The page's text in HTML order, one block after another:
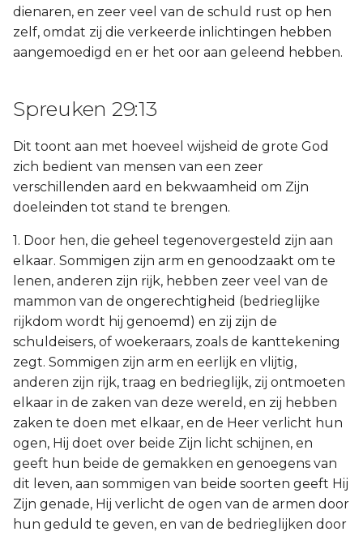
dienaren, en zeer veel van de schuld rust op hen
zelf, omdat zij die verkeerde inlichtingen hebben
aangemoedigd en er het oor aan geleend hebben.
Spreuken 29:13
Dit toont aan met hoeveel wijsheid de grote God
zich bedient van mensen van een zeer
verschillenden aard en bekwaamheid om Zijn
doeleinden tot stand te brengen.
1. Door hen, die geheel tegenovergesteld zijn aan
elkaar. Sommigen zijn arm en genoodzaakt om te
lenen, anderen zijn rijk, hebben zeer veel van de
mammon van de ongerechtigheid (bedrieglijke
rijkdom wordt hij genoemd) en zij zijn de
schuldeisers, of woekeraars, zoals de kanttekening
zegt. Sommigen zijn arm en eerlijk en vlijtig,
anderen zijn rijk, traag en bedrieglijk, zij ontmoeten
elkaar in de zaken van deze wereld, en zij hebben
zaken te doen met elkaar, en de Heer verlicht hun
ogen, Hij doet over beide Zijn licht schijnen, en
geeft hun beide de gemakken en genoegens van
dit leven, aan sommigen van beide soorten geeft Hij
Zijn genade, Hij verlicht de ogen van de armen door
hun geduld te geven, en van de bedrieglijken door